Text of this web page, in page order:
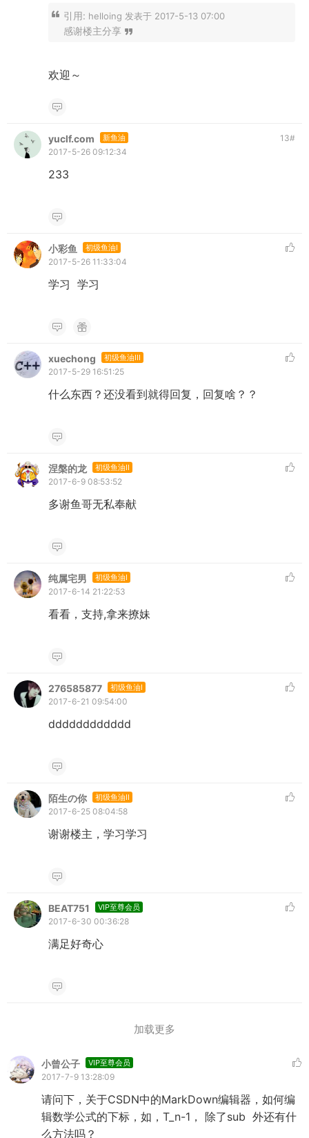
引用: helloing 发表于 2017-5-13 07:00
感谢楼主分享
欢迎～
yuclf.com 新鱼油 13#
2017-5-26 09:12:34
233
小彩鱼 初级鱼油I
2017-5-26 11:33:04
学习 学习
xuechong 初级鱼油III
2017-5-29 16:51:25
什么东西？还没看到就得回复，回复啥？？
涅槃的龙 初级鱼油II
2017-6-9 08:53:52
多谢鱼哥无私奉献
纯属宅男 初级鱼油I
2017-6-14 21:22:53
看看，支持,拿来撩妹
276585877 初级鱼油I
2017-6-21 09:54:00
dddddddddddd
陌生の你 初级鱼油II
2017-6-25 08:04:58
谢谢楼主，学习学习
BEAT751 VIP至尊会员
2017-6-30 00:36:28
满足好奇心
加载更多
小曾公子 VIP至尊会员
2017-7-9 13:28:09
请问下，关于CSDN中的MarkDown编辑器，如何编
辑数学公式的下标，如，T_n-1， 除了sub 外还有什
么方法吗？